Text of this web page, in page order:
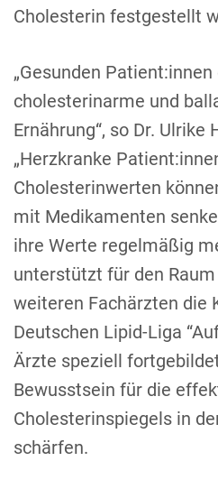
Cholesterin festgestellt
„Gesunden
cholesterinarme und
Ernährung“, so Dr. Ulrike
„Herzkranke
Cholesterinwerten
mit Medikamenten
ihre Werte regelmäßig
unterstützt für den
weiteren Fachärzten die
Deutschen Lipid-Liga
Ärzte speziell
Bewusstsein für die
Cholesterinspiegels in
schärfen.